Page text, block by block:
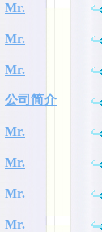
Mr.
Mr.
Mr.
公司简介
Mr.
Mr.
Mr.
Mr.